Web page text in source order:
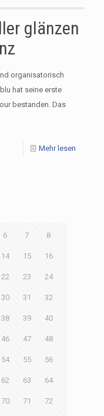
glänzen
organisatorisch
hat seine erste
bestanden. Das
Mehr lesen
6 7 8
14 15 16
22 23 24
30 31 32
38 39 40
46 47 48
54 55 56
62 63 64
70 71 72